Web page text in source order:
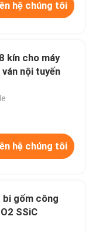
hệ chúng tôi
kín cho máy
nội tuyến
hệ chúng tôi
bi gốm công
SSiC